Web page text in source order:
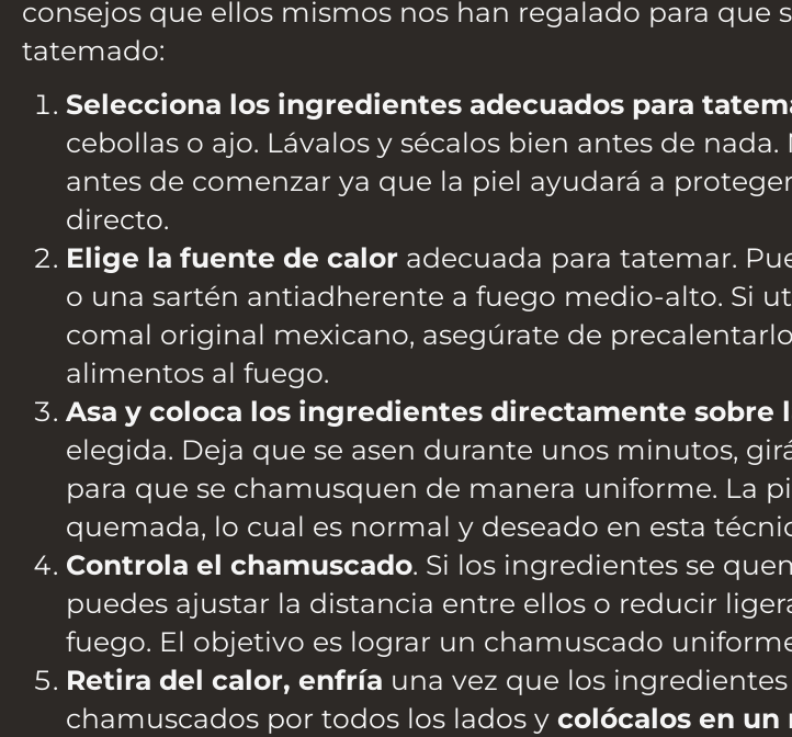
consejos que ellos mismos nos han regalado para que
tatemado:
Selecciona los ingredientes adecuados para
cebollas o ajo. Lávalos y sécalos bien antes de
antes de comenzar ya que la piel ayudará a
directo.
Elige la fuente de calor adecuada para tatemar.
o una sartén antiadherente a fuego medio-alto. Si
comal original mexicano, asegúrate de
alimentos al fuego.
Asa y coloca los ingredientes directamente sobre
elegida. Deja que se asen durante unos minutos,
para que se chamusquen de manera uniforme. La
quemada, lo cual es normal y deseado en esta
Controla el chamuscado. Si los ingredientes se
puedes ajustar la distancia entre ellos o reducir
fuego. El objetivo es lograr un chamuscado
Retira del calor, enfría una vez que los
chamuscados por todos los lados y colócalos en